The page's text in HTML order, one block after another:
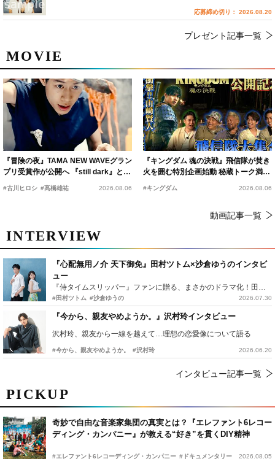
PICKUP
奇妙で自由な音楽家集団の真実とは？『エレファント6レコー
ディング・カンパニー』が教える“好き”を貫くDIY精神
#エレファント6レコーディング・カンパニー #ドキュメンタリー 2026.08.05
MOVIE
『冒険の夜』TAMA NEW WAVEグラン
プリ受賞作が公開へ 『still dark』と同
#古川ヒロシ #髙橋雄祐 2026.08.06
『キングダム 魂の決戦』飛信隊が焚き
火を囲む特別企画始動 秘蔵トーク満載
#キングダム 2026.08.06
動画記事一覧
INTERVIEW
『心配無用ノ介 天下御免』田村ツトム×沙倉ゆうのインタビ
ュー
『侍タイムスリッパー』ファンに贈る、まさかのドラマ化！田村ツトム×沙倉ゆうのが語る『心配無用ノ介』撮影秘話
#田村ツトム #沙倉ゆうの 2026.07.30
『今から、親友やめようか。』沢村玲インタビュー
沢村玲、親友から一線を越えて…理想の恋愛像について語る
#今から、親友やめようか。 #沢村玲 2026.06.20
インタビュー記事一覧
応募締め切り： 2026.08.20
プレゼント記事一覧